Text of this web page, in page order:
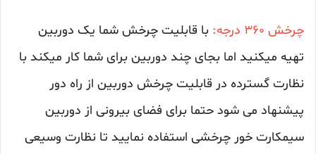
چرخش 360 درجه:
با قابلیت چرخش شما یک دوربین
تهیه میکنید اما بجای چند دوربین برای شما کار میکند با
نظارت گسترده در قابلیت چرخش دوربین از راه دور
پیشنهاد می شود حتما برای فضای بیرونی از دوربین
سیمکارت خور چرخشی استفاده نمایید تا نظارت وسیعی